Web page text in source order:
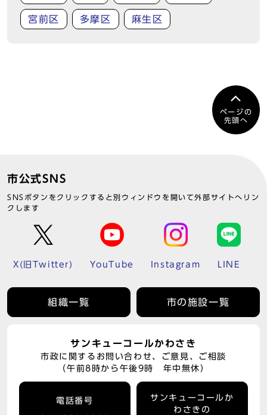
宮前区 多摩区 麻生区
ページの
先頭へ
市公式SNS
SNSボタンをクリックすると別ウィンドウを開いて外部サイトへリン
クします
X(旧Twitter) YouTube Instagram LINE
組織一覧 市の施設一覧
サンキューコールかわさき
市政に関するお問い合わせ、ご意見、ご相談
（午前8時から午後9時 年中無休）
電話番号
サンキューコールか
わさきの